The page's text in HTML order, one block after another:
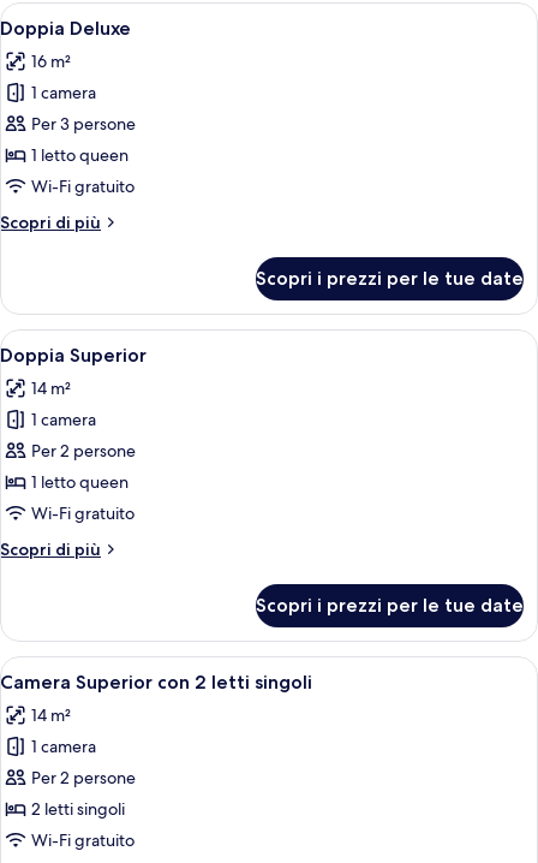
Apri
tutte
le
foto
per
Doppia
Deluxe
Una camera d'albergo moderna con
4
Doppia Deluxe
16 m²
1 camera
Per 3 persone
1 letto queen
Wi-Fi gratuito
Scopri di più
Altri
Deluxe
Scopri i prezzi per le tue date
Apri
tutte
le
foto
per
Doppia
Superior
Camera d'albergo con un letto, una
4
Doppia Superior
14 m²
1 camera
Per 2 persone
1 letto queen
Wi-Fi gratuito
Scopri di più
Altri
Superior
Scopri i prezzi per le tue date
Apri
tutte
le
foto
per
Camera
Superior
Una camera d'albergo con due letti
4
Camera Superior con 2 letti singoli
14 m²
1 camera
Per 2 persone
2 letti singoli
Wi-Fi gratuito